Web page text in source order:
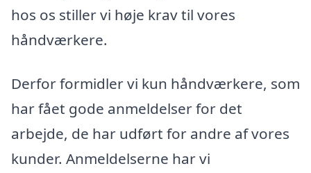
hos os stiller vi høje krav til vores
håndværkere.
Derfor formidler vi kun håndværkere, som
har fået gode anmeldelser for det
arbejde, de har udført for andre af vores
kunder. Anmeldelserne har vi